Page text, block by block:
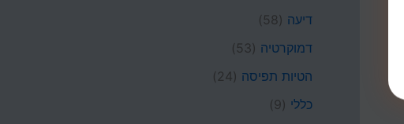
דיעה (58)
דמוקרטיה (53)
הטיות תפיסה (24)
כללי (9)